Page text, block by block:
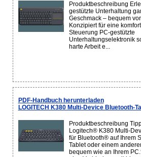
Produktbeschreibung
gestützte Unterhaltung
Geschmack – bequem
Konzipiert für eine
Steuerung PC-gestützte
Unterhaltungselektronik
harte Arbeit e...
PDF-Handbuch herunterladen
LOGITECH K380 Multi-Device Bluetooth-
Produktbeschreibung
Logitech® K380 Multi-
für Bluetooth® auf Ihrem
Tablet oder einem
bequem wie an Ihrem